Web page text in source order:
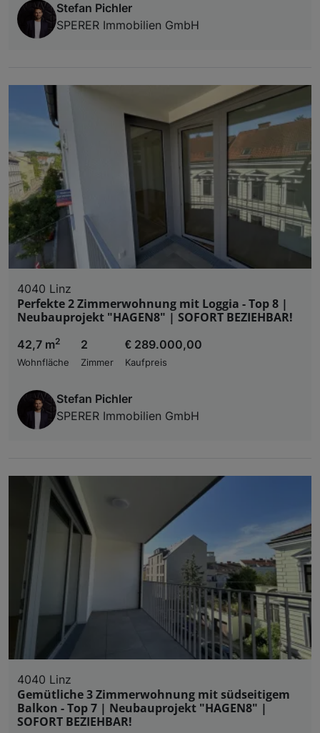
Stefan Pichler
SPERER Immobilien GmbH
4040 Linz
Perfekte 2 Zimmerwohnung mit Loggia - Top 8 |
Neubauprojekt "HAGEN8" | SOFORT BEZIEHBAR!
42,7 m2
Wohnfläche
2
Zimmer
€ 289.000,00
Kaufpreis
Stefan Pichler
SPERER Immobilien GmbH
4040 Linz
Gemütliche 3 Zimmerwohnung mit südseitigem
Balkon - Top 7 | Neubauprojekt "HAGEN8" |
SOFORT BEZIEHBAR!